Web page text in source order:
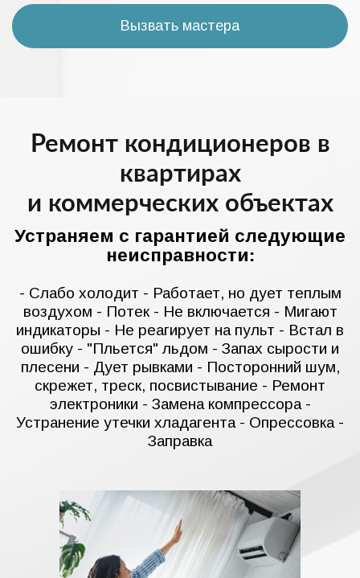
Вызвать мастера
Ремонт кондиционеров в
квартирах
и коммерческих объектах
Устраняем с гарантией следующие
неисправности:
- Слабо холодит - Работает, но дует теплым
воздухом - Потек - Не включается - Мигают
индикаторы - Не реагирует на пульт - Встал в
ошибку - "Пльется" льдом - Запах сырости и
плесени - Дует рывками - Посторонний шум,
скрежет, треск, посвистывание - Ремонт
электроники - Замена компрессора -
Устранение утечки хладагента - Опрессовка -
Заправка